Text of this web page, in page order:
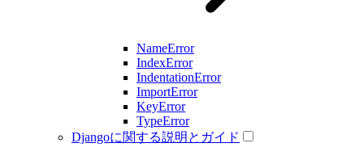
NameError
IndexError
IndentationError
ImportError
KeyError
TypeError
Djangoに関する説明とガイド